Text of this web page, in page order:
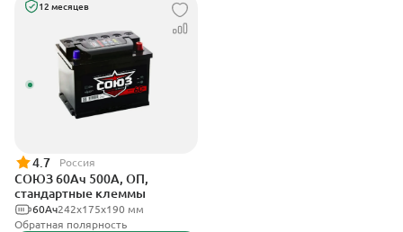
12 месяцев
4.7 Россия
СОЮЗ 60Ач 500А, ОП,
стандартные клеммы
242x175x190 мм
60Ач
Обратная полярность